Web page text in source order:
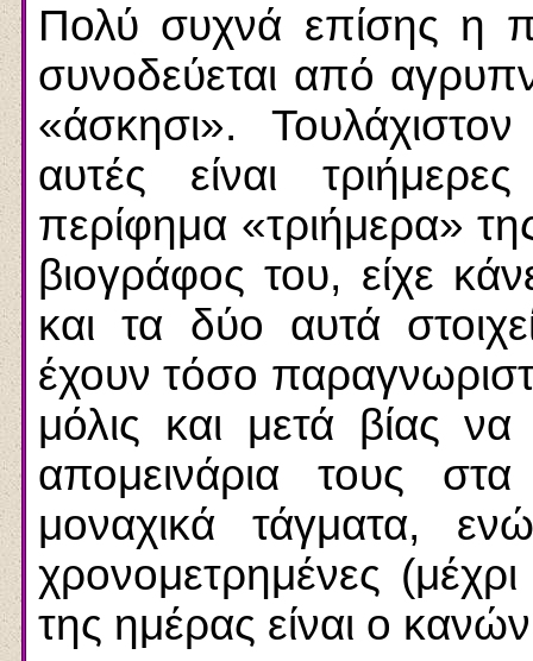
Πολύ συχνά επίσης η
συνοδεύεται από
«άσκησι».
αυτές είναι
περίφημα «τριήμερα»
βιογράφος του, είχε
και τα δύο αυτά
έχουν τόσο
μόλις και μετά βίας
απομεινάρια τους
μοναχικά τάγματα,
χρονομετρημένες (μέχρι
της ημέρας είναι ο